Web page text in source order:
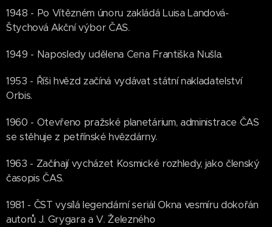
1948 - Po Vítězném únoru zakládá Luisa Landová-
Štychová Akční výbor ČAS.
1949 - Naposledy udělena Cena Františka Nušla.
1953 - Říši hvězd začíná vydávat státní nakladatelství
Orbis.
1960 - Otevřeno pražské planetárium, administrace ČAS
se stěhuje z petřínské hvězdárny.
1963 - Začínají vycházet Kosmické rozhledy, jako členský
časopis ČAS.
1981 - ČST vysílá legendární seriál Okna vesmíru dokořán
autorů J. Grygara a V. Železného